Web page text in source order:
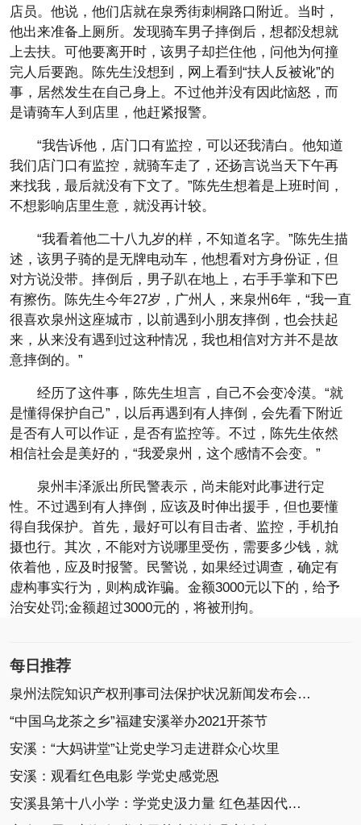
店员。他说，他们店就在泉秀街刺桐路口附近。当时，
他出来准备上厕所。发现骑车男子摔倒后，想都没想就
上去扶。可他要离开时，该男子却拦住他，问他为何撞
完人后要跑。陈先生没想到，网上看到“扶人反被讹”的
事，居然发生在自己身上。不过他并没有因此恼怒，而
是请骑车人到店里，他赶紧报警。
“我告诉他，店门口有监控，可以还我清白。他知道
我们店门口有监控，就骑车走了，还扬言说当天下午再
来找我，最后就没有下文了。”陈先生想着是上班时间，
不想影响店里生意，就没再计较。
“我看着他二十八九岁的样，不知道名字。”陈先生描
述，该男子骑的是无牌电动车，他想看对方身份证，但
对方说没带。摔倒后，男子趴在地上，右手手掌和下巴
有擦伤。陈先生今年27岁，广州人，来泉州6年，“我一直
很喜欢泉州这座城市，以前遇到小朋友摔倒，也会扶起
来，从来没有遇到过这种情况，我也相信对方并不是故
意摔倒的。”
经历了这件事，陈先生坦言，自己不会变冷漠。“就
是懂得保护自己”，以后再遇到有人摔倒，会先看下附近
是否有人可以作证，是否有监控等。不过，陈先生依然
相信社会是美好的，“我爱泉州，这个感情不会变。”
泉州丰泽派出所民警表示，尚未能对此事进行定
性。不过遇到有人摔倒，应该及时伸出援手，但也要懂
得自我保护。首先，最好可以有目击者、监控，手机拍
摄也行。其次，不能对方说哪里受伤，需要多少钱，就
依着他，应及时报警。民警说，如果经过调查，确定有
虚构事实行为，则构成诈骗。金额3000元以下的，给予
治安处罚;金额超过3000元的，将被刑拘。
每日推荐
泉州法院知识产权刑事司法保护状况新闻发布会召开
“中国乌龙茶之乡”福建安溪举办2021开茶节
安溪：“大妈讲堂”让党史学习走进群众心坎里
安溪：观看红色电影 学党史感党恩
安溪县第十八小学：学党史汲力量 红色基因代代传